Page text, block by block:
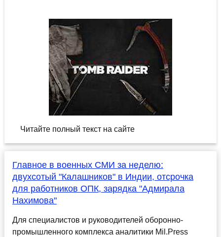
Читайте полный текст на сайте
Главное в военных СМИ за неделю:
двухсотый "Калашников" в Индии, отсрочка
для работников ОПК, зарядка "Адмирала
Нахимова"
Для специалистов и руководителей оборонно-
промышленного комплекса аналитики Mil.Press